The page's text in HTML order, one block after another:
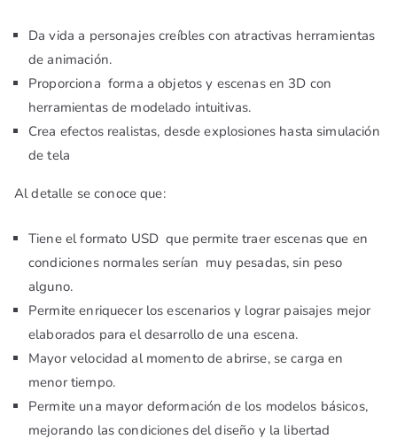
Da vida a personajes creíbles con atractivas herramientas
de animación.
Proporciona forma a objetos y escenas en 3D con
herramientas de modelado intuitivas.
Crea efectos realistas, desde explosiones hasta simulación
de tela
Al detalle se conoce que:
Tiene el formato USD que permite traer escenas que en
condiciones normales serían muy pesadas, sin peso
alguno.
Permite enriquecer los escenarios y lograr paisajes mejor
elaborados para el desarrollo de una escena.
Mayor velocidad al momento de abrirse, se carga en
menor tiempo.
Permite una mayor deformación de los modelos básicos,
mejorando las condiciones del diseño y la libertad